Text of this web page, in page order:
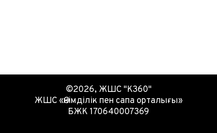
©2026, ЖШС "К360"
ЖШС «Өнімділік пен сапа орталығы»
БЖК 170640007369